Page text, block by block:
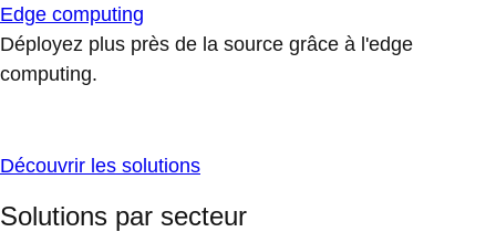
Edge computing
Déployez plus près de la source grâce à l'edge
computing.
Découvrir les solutions
Solutions par secteur